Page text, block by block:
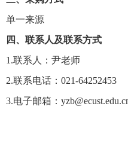
单一来源
四、联系人及联系方式
1.联系人： 尹老师
2.联系电话： 021-64252453
3.电子邮箱： yzb